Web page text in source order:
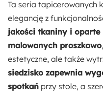
Materiał oparcia:
Rodzaj siedziska:
Tapicerowane
Ta seria tapicerowanych
elegancję z
jakości tkaniny i
malowanych proszkowo
estetyczne, ale także
siedzisko zapewnia
spotkań przy stole, a